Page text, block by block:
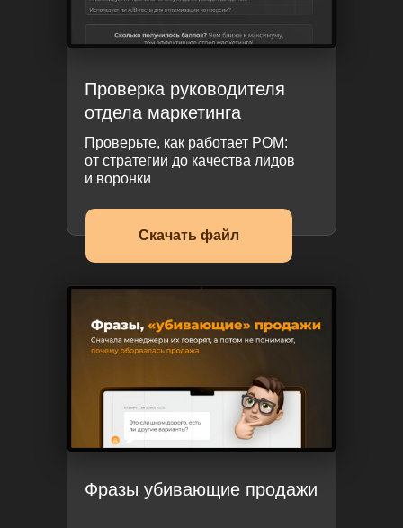
Скачать файл
Проверьте, как работает РОМ:
от стратегии до качества лидов
и воронки
Проверка руководителя
отдела маркетинга
Фразы убивающие продажи